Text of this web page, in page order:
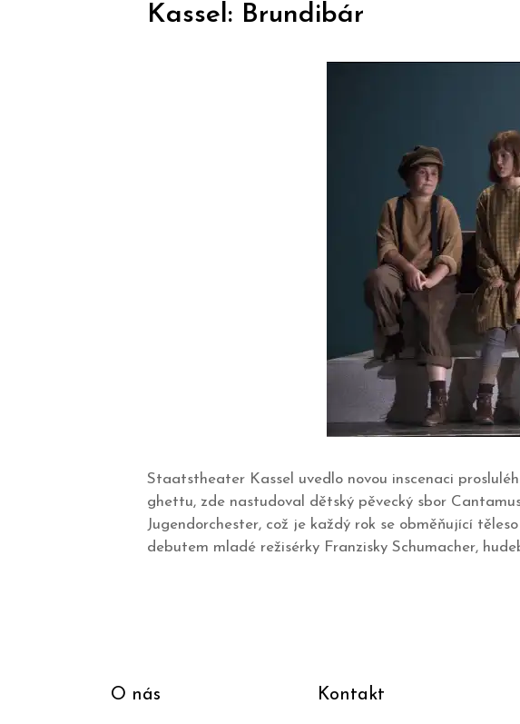
Kassel: Brundibár
Staatstheater Kassel uvedlo novou inscenaci
ghettu, zde nastudoval dětský pěvecký sbor
Jugendorchester, což je každý rok se obměňující
debutem mladé režisérky Franzisky Schumacher,
O nás Kontakt